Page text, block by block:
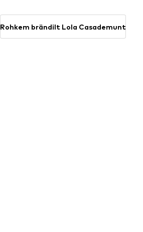
Rohkem brändilt Lola Casademunt